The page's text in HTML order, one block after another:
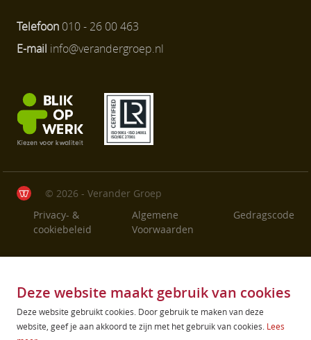
Telefoon 010 - 26 00 463
E-mail info@verandergroep.nl
© 2026 - Verander Groep
Privacy- &
cookiebeleid
Algemene
Voorwaarden
Gedragscode
Deze website maakt gebruik van cookies
Deze website gebruikt cookies. Door gebruik te maken van deze
website, geef je aan akkoord te zijn met het gebruik van cookies. Lees